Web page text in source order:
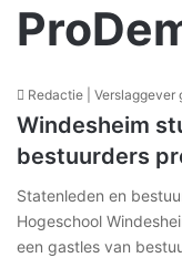
Redactie | Verslaggever
Windesheim
bestuurders
Statenleden en
Hogeschool
een gastles van